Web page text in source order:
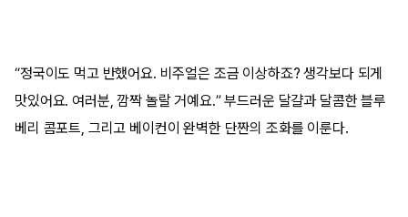
“정국이도 먹고 반했어요. 비주얼은 조금 이상하죠? 생각보다 되게
맛있어요. 여러분, 깜짝 놀랄 거예요.” 부드러운 달걀과 달콤한 블루
베리 콤포트, 그리고 베이컨이 완벽한 단짠의 조화를 이룬다.